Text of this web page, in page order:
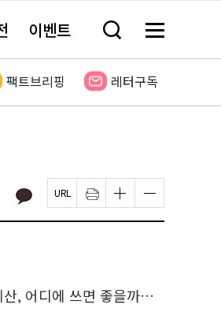
이벤트 검
창
기
메
전
보
팩트브리핑 레터구독
카
카 페
이
지
인
쇄
하
글
자
크
하
기
글
자
크
하
에 쓰면 좋을까요? 온라인 투표